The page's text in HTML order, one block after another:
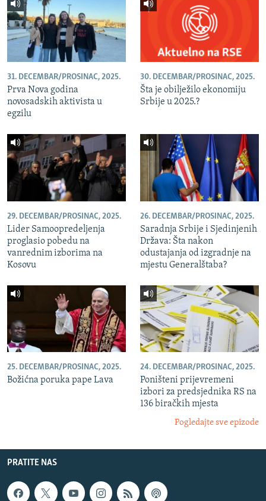
31. DECEMBAR/PROSINAC, 2025.
Prva Nova godina
novosadskih aktivista u
egzilu
30. DECEMBAR/PROSINAC, 2025.
Šta je obilježilo ekonomiju
Srbije u 2025.?
29. DECEMBAR/PROSINAC, 2025.
Lider Samoopredeljenja
proglasio pobedu na
vanrednim izborima na
Kosovu
26. DECEMBAR/PROSINAC, 2025.
Saradnja Srbije i Sjedinjenih
Država: Šta nakon
odustajanja od izgradnje na
mjestu Generalštaba?
25. DECEMBAR/PROSINAC, 2025.
Božićna poruka pape Lava
24. DECEMBAR/PROSINAC, 2025.
Poništeni prijevremeni
izbori za predsjednika RS na
136 biračkih mjesta
Pogledajte sve epizode
PRATITE NAS